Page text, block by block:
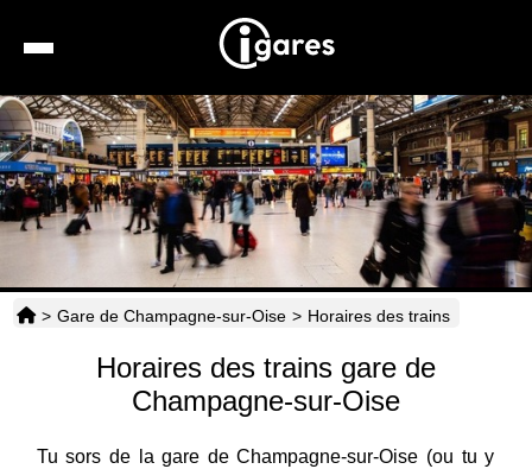
Recherche
Location de voiture
Hôtels
> Gare de Champagne-sur-Oise > Horaires des trains
Horaires des trains gare de
Champagne-sur-Oise
Tu sors de la gare de Champagne-sur-Oise (ou tu y